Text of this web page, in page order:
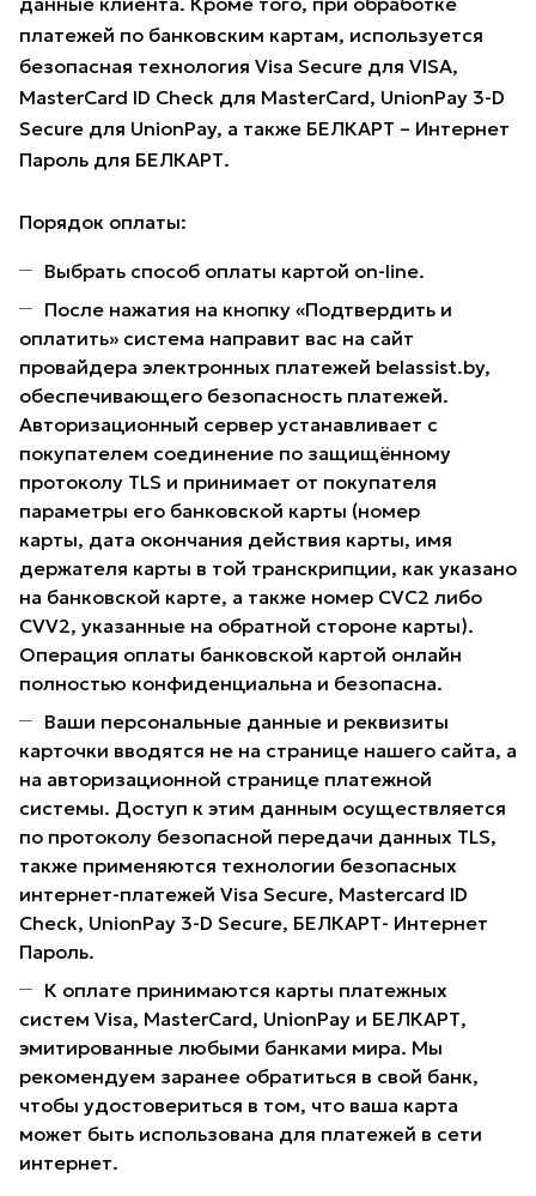
платежей по банковским картам, используется
безопасная технология Visa Secure для VISA,
MasterCard ID Check для MasterCard, UnionPay 3-D
Secure для UnionPay, а также БЕЛКАРТ – Интернет
Пароль для БЕЛКАРТ.
Порядок оплаты:
Выбрать способ оплаты картой on-line.
После нажатия на кнопку «Подтвердить и
оплатить» система направит вас на сайт
провайдера электронных платежей belassist.by,
обеспечивающего безопасность платежей.
Авторизационный сервер устанавливает с
покупателем соединение по защищённому
протоколу TLS и принимает от покупателя
параметры его банковской карты (номер
карты, дата окончания действия карты, имя
держателя карты в той транскрипции, как указано
на банковской карте, а также номер CVC2 либо
CVV2, указанные на обратной стороне карты).
Операция оплаты банковской картой онлайн
полностью конфиденциальна и безопасна.
Ваши персональные данные и реквизиты
карточки вводятся не на странице нашего сайта, а
на авторизационной странице платежной
системы. Доступ к этим данным осуществляется
по протоколу безопасной передачи данных TLS,
также применяются технологии безопасных
интернет-платежей Visa Secure, Mastercard ID
Check, UnionPay 3-D Secure, БЕЛКАРТ- Интернет
Пароль.
К оплате принимаются карты платежных
систем Visa, MasterCard, UnionPay и БЕЛКАРТ,
эмитированные любыми банками мира. Мы
рекомендуем заранее обратиться в свой банк,
чтобы удостовериться в том, что ваша карта
может быть использована для платежей в сети
интернет.